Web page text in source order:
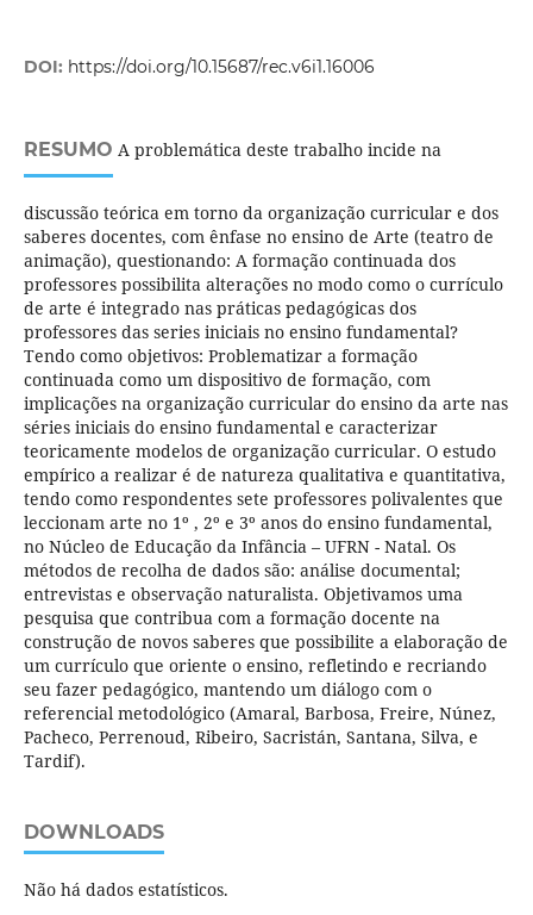
DOI: https://doi.org/10.15687/rec.v6i1.16006
RESUMO A problemática deste trabalho incide na
discussão teórica em torno da organização curricular e dos
saberes docentes, com ênfase no ensino de Arte (teatro de
animação), questionando: A formação continuada dos
professores possibilita alterações no modo como o currículo
de arte é integrado nas práticas pedagógicas dos
professores das series iniciais no ensino fundamental?
Tendo como objetivos: Problematizar a formação
continuada como um dispositivo de formação, com
implicações na organização curricular do ensino da arte nas
séries iniciais do ensino fundamental e caracterizar
teoricamente modelos de organização curricular. O estudo
empírico a realizar é de natureza qualitativa e quantitativa,
tendo como respondentes sete professores polivalentes que
leccionam arte no 1º , 2º e 3º anos do ensino fundamental,
no Núcleo de Educação da Infância – UFRN - Natal. Os
métodos de recolha de dados são: análise documental;
entrevistas e observação naturalista. Objetivamos uma
pesquisa que contribua com a formação docente na
construção de novos saberes que possibilite a elaboração de
um currículo que oriente o ensino, refletindo e recriando
seu fazer pedagógico, mantendo um diálogo com o
referencial metodológico (Amaral, Barbosa, Freire, Núnez,
Pacheco, Perrenoud, Ribeiro, Sacristán, Santana, Silva, e
Tardif).
DOWNLOADS
Não há dados estatísticos.